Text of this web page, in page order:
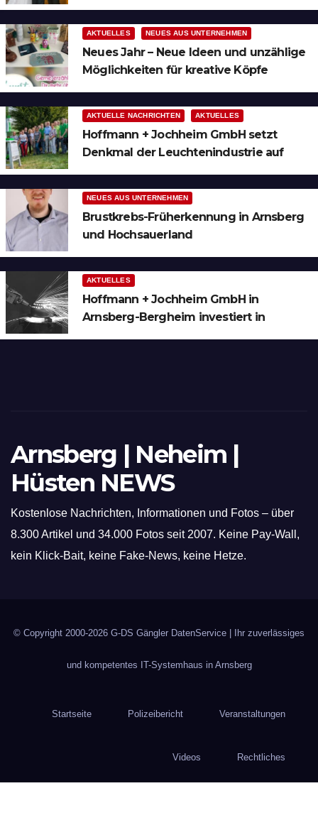
AKTUELLES NEUES AUS UNTERNEHMEN
Neues Jahr – Neue Ideen und unzählige
Möglichkeiten für kreative Köpfe
AKTUELLE NACHRICHTEN AKTUELLES
Hoffmann + Jochheim GmbH setzt
Denkmal der Leuchtenindustrie auf
NEUES AUS UNTERNEHMEN
Brustkrebs-Früherkennung in Arnsberg
und Hochsauerland
AKTUELLES
Hoffmann + Jochheim GmbH in
Arnsberg-Bergheim investiert in
Arnsberg | Neheim |
Hüsten NEWS
Kostenlose Nachrichten, Informationen und Fotos – über
8.300 Artikel und 34.000 Fotos seit 2007. Keine Pay-Wall,
kein Klick-Bait, keine Fake-News, keine Hetze.
© Copyright 2000-2026 G-DS Gängler DatenService | Ihr zuverlässiges
und kompetentes IT-Systemhaus in Arnsberg
Startseite Polizeibericht Veranstaltungen
Videos Rechtliches